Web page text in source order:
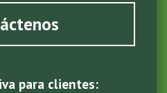
para clientes: